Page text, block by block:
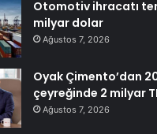
Otomotiv ihracatı
milyar dolar
Ağustos 7, 2026
Oyak Çimento’dan
çeyreğinde 2 milyar
Ağustos 7, 2026